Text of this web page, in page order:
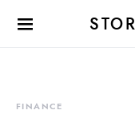
FINANCE